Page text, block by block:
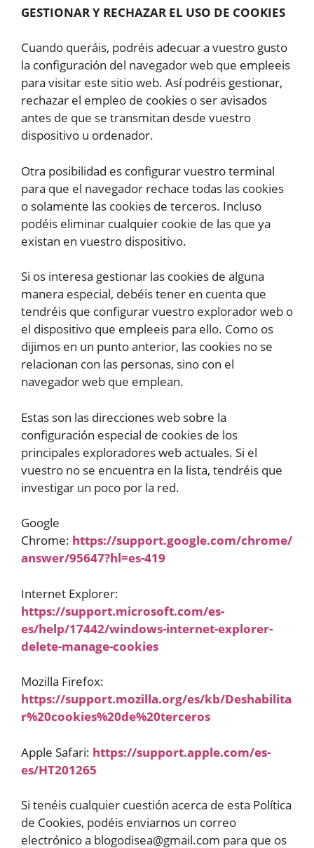
GESTIONAR Y RECHAZAR EL USO DE COOKIES
Cuando queráis, podréis adecuar a vuestro gusto
la configuración del navegador web que empleeis
para visitar este sitio web. Así podréis gestionar,
rechazar el empleo de cookies o ser avisados
antes de que se transmitan desde vuestro
dispositivo u ordenador.
Otra posibilidad es configurar vuestro terminal
para que el navegador rechace todas las cookies
o solamente las cookies de terceros. Incluso
podéis eliminar cualquier cookie de las que ya
existan en vuestro dispositivo.
Si os interesa gestionar las cookies de alguna
manera especial, debéis tener en cuenta que
tendréis que configurar vuestro explorador web o
el dispositivo que empleeis para ello. Como os
dijimos en un punto anterior, las cookies no se
relacionan con las personas, sino con el
navegador web que emplean.
Estas son las direcciones web sobre la
configuración especial de cookies de los
principales exploradores web actuales. Si el
vuestro no se encuentra en la lista, tendréis que
investigar un poco por la red.
Google
Chrome: https://support.google.com/chrome/
answer/95647?hl=es-419
Internet Explorer:
https://support.microsoft.com/es-
es/help/17442/windows-internet-explorer-
delete-manage-cookies
Mozilla Firefox:
https://support.mozilla.org/es/kb/Deshabilita
r%20cookies%20de%20terceros
Apple Safari: https://support.apple.com/es-
es/HT201265
Si tenéis cualquier cuestión acerca de esta Política
de Cookies, podéis enviarnos un correo
electrónico a blogodisea@gmail.com para que os